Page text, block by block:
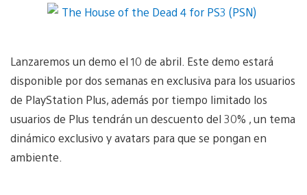
Lanzaremos un demo el 10 de abril. Este demo estará
disponible por dos semanas en exclusiva para los usuarios
de PlayStation Plus, además por tiempo limitado los
usuarios de Plus tendrán un descuento del 30% , un tema
dinámico exclusivo y avatars para que se pongan en
ambiente.